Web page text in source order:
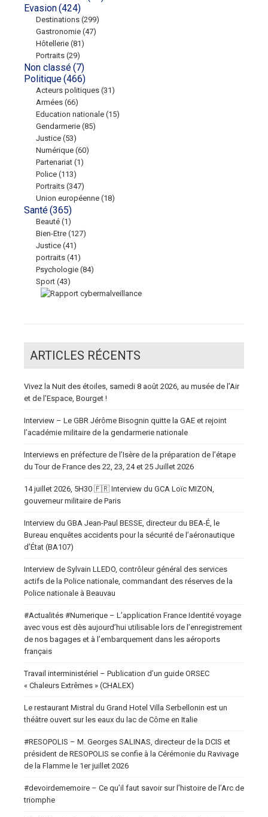
Evasion(424)
Destinations (299)
Gastronomie (47)
Hôtellerie (81)
Portraits (29)
Non classé(7)
Politique(466)
Acteurs politiques (31)
Armées (66)
Education nationale (15)
Gendarmerie (85)
Justice (53)
Numérique (60)
Partenariat (1)
Police (113)
Portraits (347)
Union européenne (18)
Santé(365)
Beauté (1)
Bien-Etre (127)
Justice (41)
portraits (41)
Psychologie (84)
Sport (43)
ARTICLES RÉCENTS
Vivez la Nuit des étoiles, samedi 8 août 2026, au musée de l’Air
et de l’Espace, Bourget !
Interview – Le GBR Jérôme Bisognin quitte la GAE et rejoint
l’académie militaire de la gendarmerie nationale
Interviews en préfecture de l’Isère de la préparation de l’étape
du Tour de France des 22, 23, 24 et 25 Juillet 2026
14 juillet 2026, 5H30 🇫🇷 Interview du GCA Loïc MIZON,
gouverneur militaire de Paris
Interview du GBA Jean-Paul BESSE, directeur du BEA-É, le
Bureau enquêtes accidents pour la sécurité de l’aéronautique
d’État (BA107)
Interview de Sylvain LLEDO, contrôleur général des services
actifs de la Police nationale, commandant des réserves de la
Police nationale à Beauvau
#Actualités #Numerique – L’application France Identité voyage
avec vous est dès aujourd’hui utilisable lors de l’enregistrement
de nos bagages et à l’embarquement dans les aéroports
français
Travail interministériel – Publication d’un guide ORSEC
« Chaleurs Extrêmes » (CHALEX)
Le restaurant Mistral du Grand Hotel Villa Serbellonin est un
théâtre ouvert sur les eaux du lac de Côme en Italie
#RESOPOLIS – M. Georges SALINAS, directeur de la DCIS et
président de RESOPOLIS se confie à la Cérémonie du Ravivage
de la Flamme le 1er juillet 2026
#devoirdememoire – Ce qu’il faut savoir sur l’histoire de l’Arc de
triomphe